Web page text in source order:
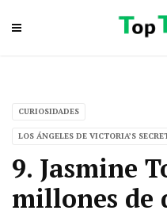
CURIOSIDADES
LOS ÁNGELES DE VICTORIA’S
9. Jasmine
millones de